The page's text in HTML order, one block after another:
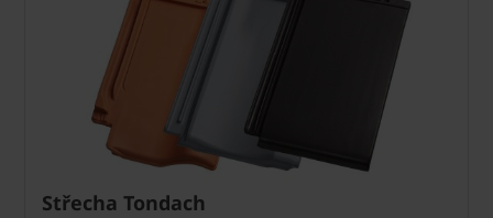
Střecha Tondach